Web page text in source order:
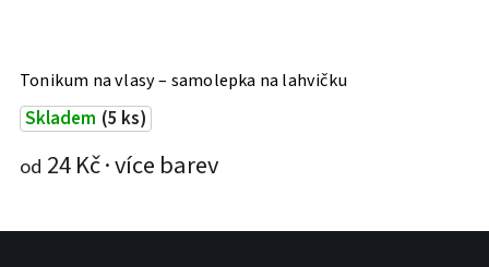
Tonikum na vlasy – samolepka na lahvičku
Skladem (5 ks)
od 24 Kč